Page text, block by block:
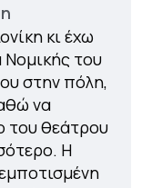
κι έχω
του
στην πόλη,
να
του θεάτρου
Η